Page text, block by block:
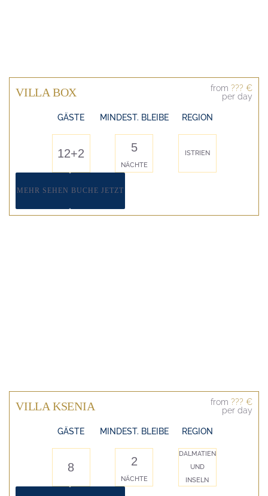
VILLA BOX from??? €
per day
GÄSTE
12+2
MINDEST. BLEIBE
5
NÄCHTE
REGION
ISTRIEN
MEHR SEHEN BUCHE JETZT
VILLA KSENIA from??? €
per day
GÄSTE
8
MINDEST. BLEIBE
2
NÄCHTE
REGION
DALMATIEN
UND
INSELN